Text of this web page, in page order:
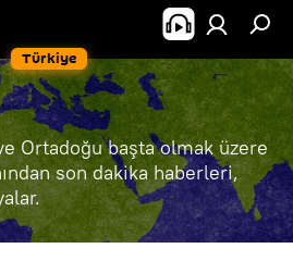
Türkiye
Ortadoğu başta olmak üzere
son dakika haberleri,